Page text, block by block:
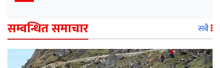
सम्वन्धित समाचार सबै